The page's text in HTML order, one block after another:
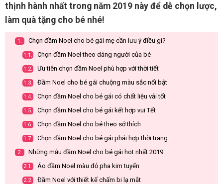
thịnh hành nhất trong năm 2019 này để dễ chọn lược,
làm quà tặng cho bé nhé!
1. Chọn đầm Noel cho bé gái mẹ cần lưu ý điều gì?
1.1. Chọn đầm Noel theo dáng người của bé
1.2. Ưu tiên chọn đầm Noel phù hợp với thời tiết
1.3. Đầm Noel cho bé gái chuộng màu sắc nổi bật
1.4. Chọn đầm Noel cho bé gái có chất liệu vải tốt
1.5. Chọn đầm Noel cho bé gái kết hợp vui Tết
1.6. Chọn đầm Noel cho bé theo sở thích
1.7. Chọn đầm Noel cho bé gái phải hợp thời trang
2. Những mẫu đầm Noel cho bé gái hot nhất 2019
2.1. Áo đầm Noel màu đỏ pha kim tuyến
2.2. Đầm Noel với thiết kế chấm bi lạ mắt